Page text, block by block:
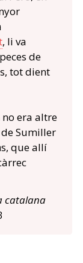
, li va
de
tot dient
era altre
Sumiller
que allí
catalana